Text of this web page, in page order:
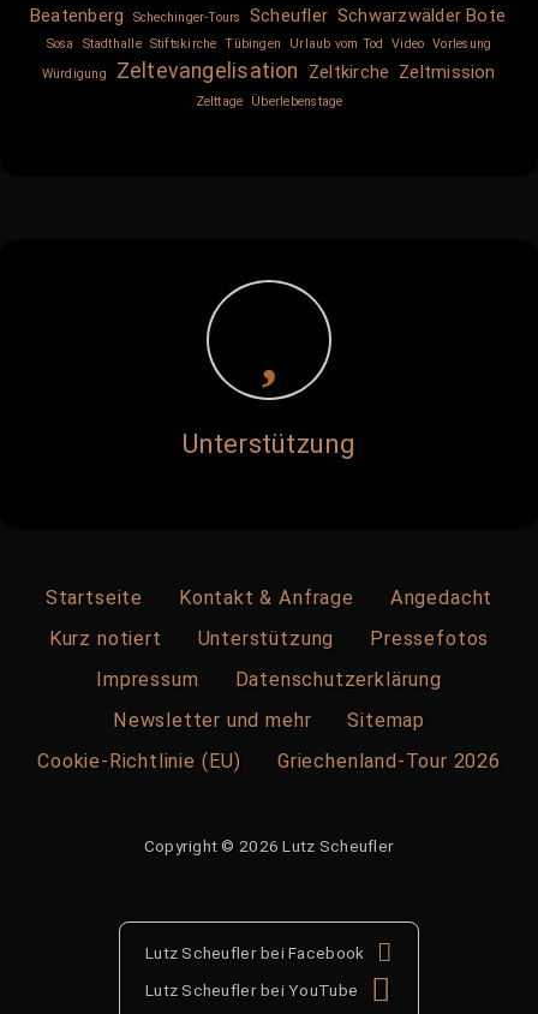
Beatenberg
Schechinger-Tours Scheufler Schwarzwälder Bote
Sosa Stadthalle Stiftskirche Tübingen Urlaub vom Tod Video Vorlesung
Würdigung
Zeltevangelisation Zeltkirche Zeltmission
Zelttage Überlebenstage
Unterstützung
Startseite Kontakt & Anfrage
Angedacht
Kurz notiert
Unterstützung
Pressefotos
Impressum
Datenschutzerklärung
Newsletter und mehr
Sitemap
Cookie-Richtlinie (EU)
Griechenland-Tour 2026
Copyright © 2026 Lutz Scheufler
Lutz Scheufler bei Facebook
Lutz Scheufler bei YouTube